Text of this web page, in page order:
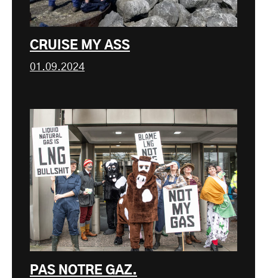
CRUISE MY ASS
01.09.2024
PAS NOTRE GAZ.